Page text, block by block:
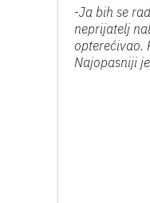
-Ja bih se
neprijatelj
opterećivao.
Najopasniji